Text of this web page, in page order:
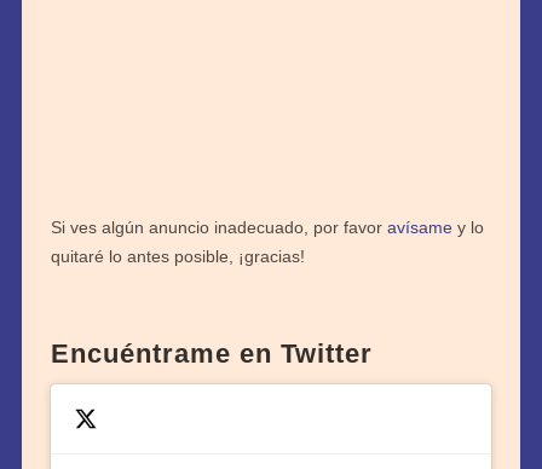
Si ves algún anuncio inadecuado, por favor avísamey lo
quitaré lo antes posible, ¡gracias!
Encuéntrame en Twitter